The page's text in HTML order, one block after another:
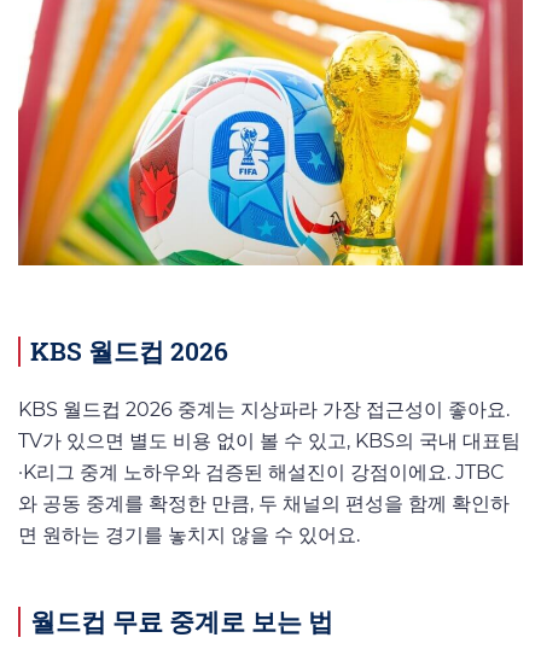
KBS 월드컵 2026
KBS 월드컵 2026 중계는 지상파라 가장 접근성이 좋아요.
TV가 있으면 별도 비용 없이 볼 수 있고, KBS의 국내 대표팀
·K리그 중계 노하우와 검증된 해설진이 강점이에요. JTBC
와 공동 중계를 확정한 만큼, 두 채널의 편성을 함께 확인하
면 원하는 경기를 놓치지 않을 수 있어요.
월드컵 무료 중계로 보는 법